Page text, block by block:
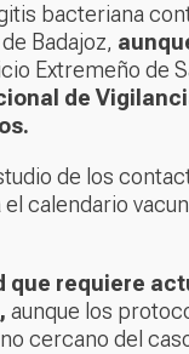
bacteriana
Badajoz,
Extremeño de
de
de los
calendario
requiere
aunque los
cercano del